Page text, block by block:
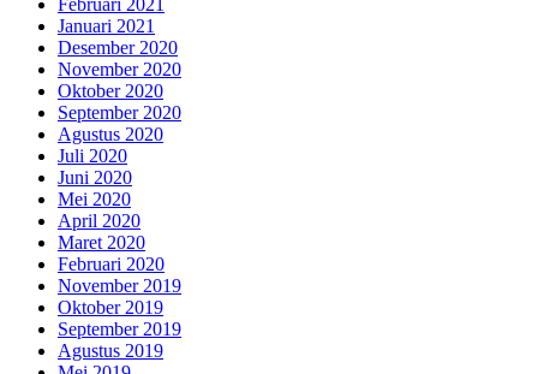
Januari 2021
Desember 2020
November 2020
Oktober 2020
September 2020
Agustus 2020
Juli 2020
Juni 2020
Mei 2020
April 2020
Maret 2020
Februari 2020
November 2019
Oktober 2019
September 2019
Agustus 2019